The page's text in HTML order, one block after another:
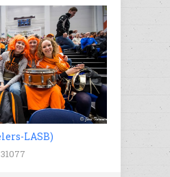
LASB)
31077